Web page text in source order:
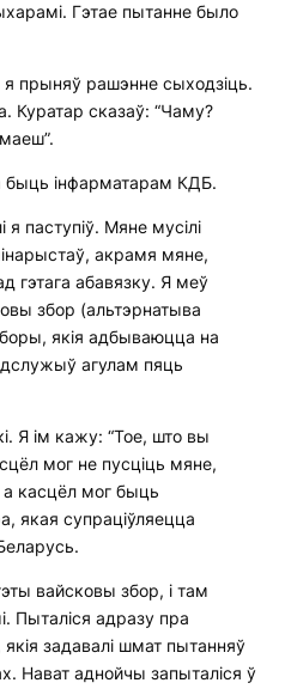
Гэтае пытанне было
я прыняў рашэнне сыходзіць.
Куратар сказаў: “Чаму?
быць інфарматарам КДБ.
я паступіў. Мяне мусілі
акрамя мяне,
гэтага абавязку. Я меў
збор (альтэрнатыва
якія адбываюцца на
агулам пяць
Я ім кажу: “Тое, што вы
мог не пусціць мяне,
касцёл мог быць
якая супраціўляецца
вайсковы збор, і там
Пыталіся адразу пра
задавалі шмат пытанняў
Нават аднойчы запыталіся ў